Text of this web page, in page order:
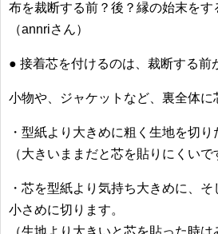
布を裁断する前？後？縁の始末を
（annriさん）
● 接着芯を付けるのは、裁断する前
小物や、ジャケットなど、裏全体
・型紙より大きめに粗く生地を切り
（大きいままだと芯を貼りにくいで
・芯を型紙より気持ち大きめに、
小さめに切ります。